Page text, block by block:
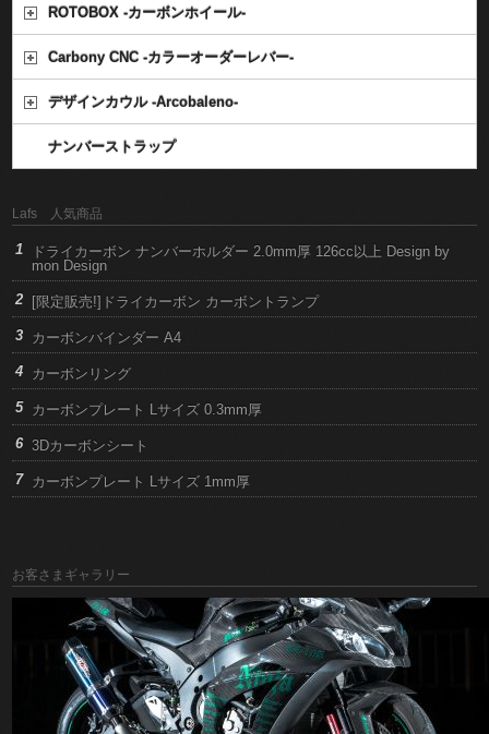
ROTOBOX -カーボンホイール-
Carbony CNC -カラーオーダーレバー-
デザインカウル -Arcobaleno-
ナンバーストラップ
Lafs 人気商品
ドライカーボン ナンバーホルダー 2.0mm厚 126cc以上 Design by
mon Design
[限定販売!]ドライカーボン カーボントランプ
カーボンバインダー A4
カーボンリング
カーボンプレート Lサイズ 0.3mm厚
3Dカーボンシート
カーボンプレート Lサイズ 1mm厚
お客さまギャラリー